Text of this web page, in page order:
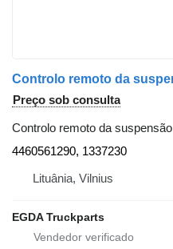
Preço sob consulta
Controlo remoto da suspensão
4460561290, 1337230
Lituânia, Vilnius
EGDA Truckparts